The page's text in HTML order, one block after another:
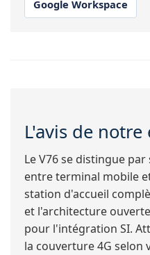
Google Workspace
L'avis de
Le V76 se distingue
entre terminal mobile
station d'accueil
et l'architecture
pour l'intégration SI.
la couverture 4G selon